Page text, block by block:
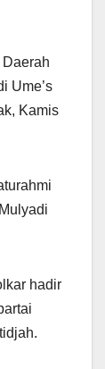
Ume’s
Kamis
hadir